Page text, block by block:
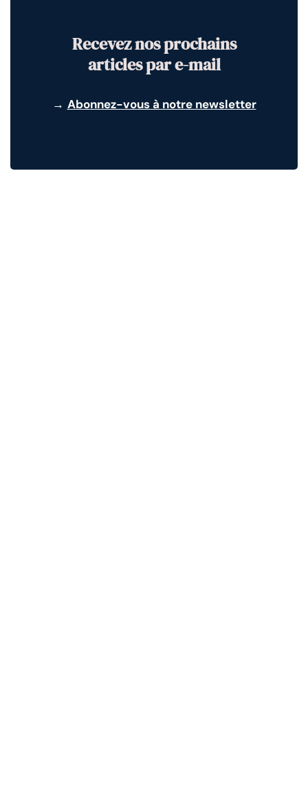
Recevez nos prochains
articles par e-mail
→ Abonnez-vous à notre newsletter